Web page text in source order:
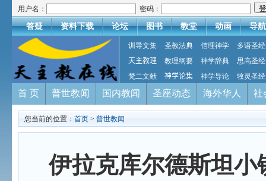
用户名： 密码：
答疑 资料下载 论坛 图书 教堂 动画 导航
训导文集 圣教法典 信理神学
多语圣经
天主教理
教理纲要 神学辞典
思高圣经
梵二文献
神学论集 神学导论 牧灵圣经
首 页 普世教闻 国内教闻 圣座动态 海外华人 社
您当前的位置： 首页 > 普世教闻
伊拉克库尔德斯坦小